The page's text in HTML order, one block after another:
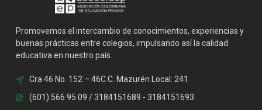
Promovemos el intercambio de conocimientos, experiencias y
buenas prácticas entre colegios, impulsando así la calidad
educativa en nuestro país.
Cra 46 No. 152 – 46C.C. Mazurén Local: 241
(601) 566 95 09 / 3184151689 - 3184151693